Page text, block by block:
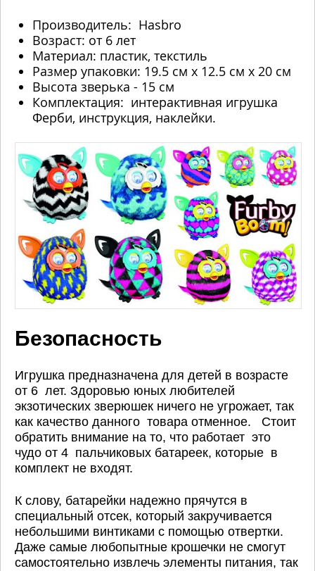
Производитель: Hasbro
Возраст: от 6 лет
Материал: пластик, текстиль
Размер упаковки: 19.5 см х 12.5 см х 20 см
Высота зверька - 15 см
Комплектация: интерактивная игрушка
Ферби, инструкция, наклейки.
Безопасность
Игрушка предназначена для детей в возрасте
от 6 лет. Здоровью юных любителей
экзотических зверюшек ничего не угрожает, так
как качество данного товара отменное. Стоит
обратить внимание на то, что работает это
чудо от 4 пальчиковых батареек, которые в
комплект не входят.
К слову, батарейки надежно прячутся в
специальный отсек, который закручивается
небольшими винтиками с помощью отвертки.
Даже самые любопытные крошечки не смогут
самостоятельно извлечь элементы питания, так